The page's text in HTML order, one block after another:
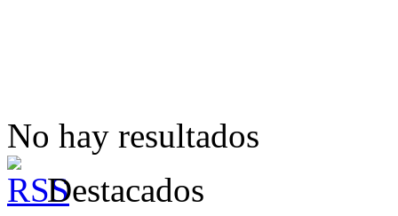
No hay resultados
Destacados